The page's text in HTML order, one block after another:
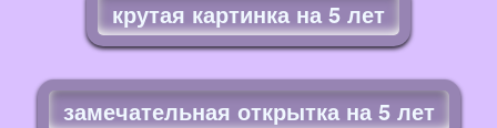
крутая картинка на 5 лет
замечательная открытка на 5 лет